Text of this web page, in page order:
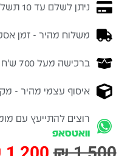
ניתן לשלם עד 10 תשלומים ללא ריבית
משלוח מהיר - זמן אספקה בין 3-
ברכישה מעל 700 ש״ח -
איסוף עצמי מהיר - מקוה
רוצים להתייעץ עם
וואטסאפ